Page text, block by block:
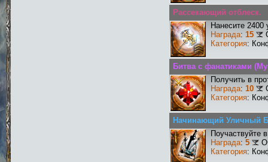
Рассекающий отблеск.
Нанесите 2400
Награда: 15
Категория:
Битва с фанатиками
Получить в
Награда: 10
Категория:
Начинающий Уличный
Поучаствуйте
Награда: 5
Категория: